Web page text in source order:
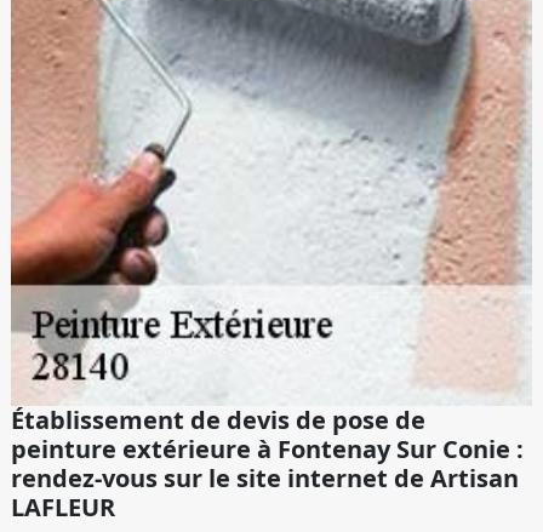
Établissement de devis de pose de
peinture extérieure à Fontenay Sur Conie :
rendez-vous sur le site internet de Artisan
LAFLEUR